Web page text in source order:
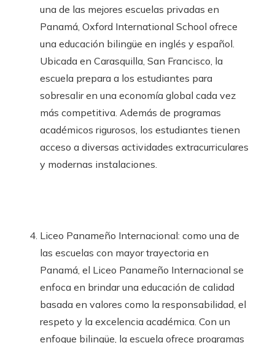
una de las mejores escuelas privadas en
Panamá, Oxford International School ofrece
una educación bilingüe en inglés y español.
Ubicada en Carasquilla, San Francisco, la
escuela prepara a los estudiantes para
sobresalir en una economía global cada vez
más competitiva. Además de programas
académicos rigurosos, los estudiantes tienen
acceso a diversas actividades extracurriculares
y modernas instalaciones.
Liceo Panameño Internacional: como una de
las escuelas con mayor trayectoria en
Panamá, el Liceo Panameño Internacional se
enfoca en brindar una educación de calidad
basada en valores como la responsabilidad, el
respeto y la excelencia académica. Con un
enfoque bilingüe, la escuela ofrece programas